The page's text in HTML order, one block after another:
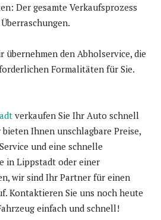
Der gesamte Verkaufsprozess
übernehmen den Abholservice, die
Formalitäten für Sie.
verkaufen Sie Ihr Auto schnell
Ihnen unschlagbare Preise,
und eine schnelle
in Lippstadt oder einer
wir sind Ihr Partner für einen
Kontaktieren Sie uns noch heute
einfach und schnell!